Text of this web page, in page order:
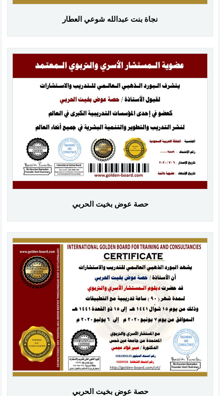
نجاة بنت عبدالله شوعي العطار
حصة عوض بخيت الحربي
حصة عوض بخيت الحربي